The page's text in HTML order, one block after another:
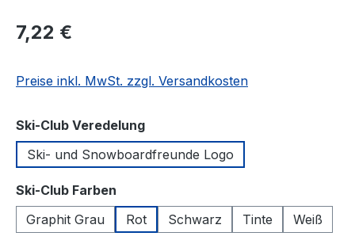
Regulärer Preis:
7,22 €
Preise inkl. MwSt. zzgl. Versandkosten
Ski-Club Veredelungauswählen
Ski- und Snowboardfreunde Logo
Ski-Club Farben
Graphit Grau
Rot Schwarz Tinte Weiß